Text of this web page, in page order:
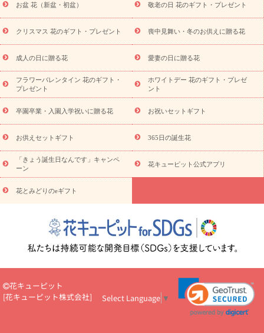
お供え プリザーブドフラワー
ペットのお供えフラワー
お盆（新
盆・初盆）
その他 お祝い返し お見舞い
お取り寄せギフト
ビジネス用
ご自宅用 観葉植物 ミディ胡蝶蘭
プリザーブ
ドフラワー
スタイルから探す アレンジメント 花束
スタ
ンド花
お祝い お供え・お悔やみ 胡蝶蘭 胡蝶蘭・花鉢
ディ胡蝶蘭・お祝い
ミディ胡蝶蘭・お供え
世界初の青色胡蝶蘭
観葉植物
観葉植物 産直多肉植物
プリザーブドフラワー
お祝い
お供え・お悔やみ 花とセットギフト
セミオーダー
プチギフト（hanamore -ハナモア-）
花とみどりのeギフト
キューピットのeGfit
カラー ピンク イエローオレンジ
レッ
ド
お花の種類 トルコキキョウ
お祝い お祝い・3000円～ お祝い・4000円～
お祝い・
5000円～
お祝い・7000円～ お祝い・ 10000円～
お供え・お
悔やみ
円～
お供え・お悔やみ・
読み物
いのマナー
定年退職祝いのマナー
お祝いを贈るときのマナー・
花キューピットのお祝いコラム一覧
誕生日のお花を「色
彩心理学」で選ぶ方法
結婚祝いの予算相場
出産祝いお役立ち情
ール
新築引っ越し祝いコラム お祝い花のマナー総まとめ
職
場上司や先輩へ贈るお祝い花の正解は？
開店祝いの花 選び方ガイ
お盆 花（新盆・初盆） 敬老の日 花のギフト・プレゼント
クリスマス 花のギフト・プレゼント 喪中見舞い・冬のお供えに贈る花
成人の日に贈る花 愛妻の日に贈る花
フラワーバレンタイン 花のギフト・
プレゼント
ホワイトデー 花のギフト・プレゼ
ント
卒園卒業・入園入学祝いに贈る花 お祝いセットギフト
お供えセットギフト 365日の誕生花
「きょう誕生日なんです」キャンペ
ーン
花キューピット公式アプリ
花とみどりのeギフト
花キューピット
[花キューピット株式会社] Select Language ▼